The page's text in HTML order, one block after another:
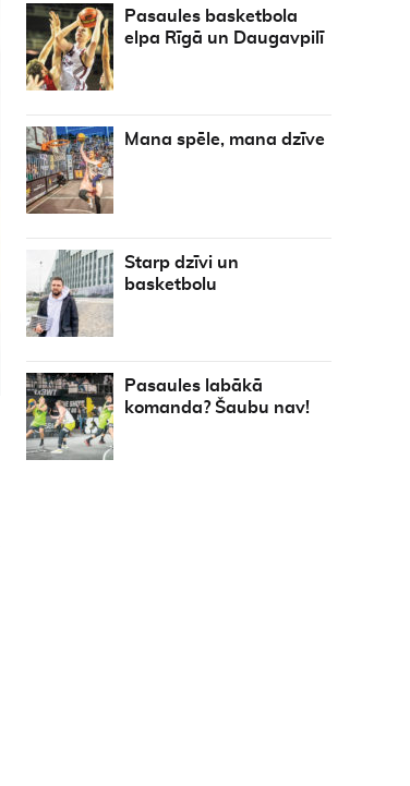
Pasaules basketbola
elpa Rīgā un Daugavpilī
Mana spēle, mana dzīve
Starp dzīvi un
basketbolu
Pasaules labākā
komanda? Šaubu nav!